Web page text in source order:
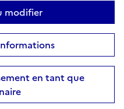
modifier
en tant que